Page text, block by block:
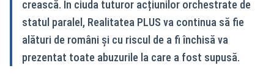
crească. În ciuda tuturor acțiunilor orchestrate de
statul paralel, Realitatea PLUS va continua să fie
alături de români și cu riscul de a fi închisă va
prezentat toate abuzurile la care a fost supusă.